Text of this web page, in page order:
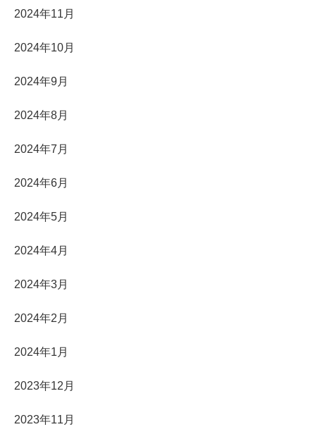
2024年11月
2024年10月
2024年9月
2024年8月
2024年7月
2024年6月
2024年5月
2024年4月
2024年3月
2024年2月
2024年1月
2023年12月
2023年11月